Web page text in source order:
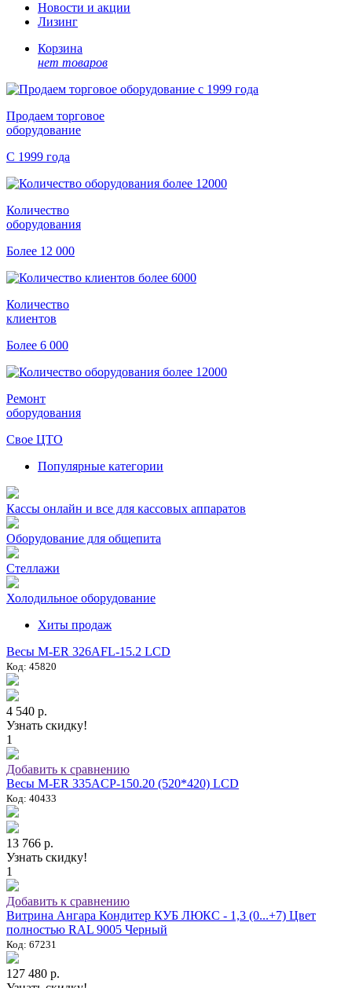
Новости и акции
Лизинг
Корзина
нет товаров
Продаем торговое
оборудование
С 1999 года
Количество
оборудования
Более 12 000
Количество
клиентов
Более 6 000
Ремонт
оборудования
Свое ЦТО
Популярные категории
Кассы онлайн и все для кассовых аппаратов
Оборудование для общепита
Стеллажи
Холодильное оборудование
Хиты продаж
Весы M-ER 326AFL-15.2 LCD
Код: 45820
4 540 р.
Узнать скидку!
1
Добавить к сравнению
Весы M-ER 335ACP-150.20 (520*420) LCD
Код: 40433
13 766 р.
Узнать скидку!
1
Добавить к сравнению
Витрина Ангара Кондитер КУБ ЛЮКС - 1,3 (0...+7) Цвет
полностью RAL 9005 Черный
Код: 67231
127 480 р.